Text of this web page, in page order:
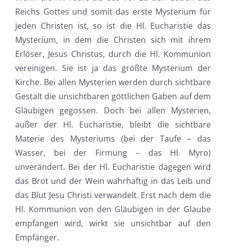
Reichs Gottes und somit das erste Mysterium für
jeden Christen ist, so ist die Hl. Eucharistie das
Mysterium, in dem die Christen sich mit ihrem
Erlöser, Jesus Christus, durch die Hl. Kommunion
vereinigen. Sie ist ja das größte Mysterium der
Kirche. Bei allen Mysterien werden durch sichtbare
Gestalt die unsichtbaren göttlichen Gaben auf dem
Gläubigen gegossen. Doch bei allen Mysterien,
außer der Hl. Eucharistie, bleibt die sichtbare
Materie des Mysteriums (bei der Taufe – das
Wasser, bei der Firmung – das Hl. Myro)
unverändert. Bei der Hl. Eucharistie dagegen wird
das Brot und der Wein wahrhaftig in das Leib und
das Blut Jesu Christi verwandelt. Erst nach dem die
Hl. Kommunion von den Gläubigen in der Glaube
empfangen wird, wirkt sie unsichtbar auf den
Empfänger.